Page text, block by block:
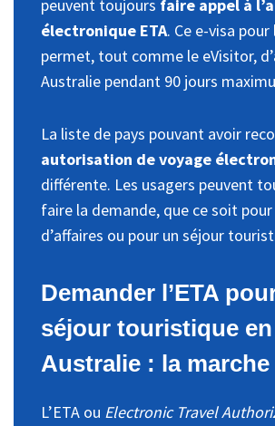
peuvent toujours faire appel à
électronique ETA. Ce e-visa pour
permet, tout comme le eVisitor,
Australie pendant 90 jours
La liste de pays pouvant avoir
autorisation de voyage
différente. Les usagers peuvent
faire la demande, que ce soit
d’affaires ou pour un séjour
Demander l’ETA
séjour touristique en
Australie : la
L’ETA ou Electronic Travel